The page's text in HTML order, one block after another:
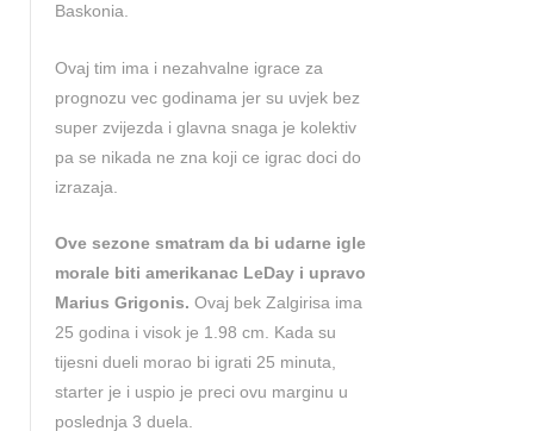
Baskonia.
Ovaj tim ima i nezahvalne igrace za
prognozu vec godinama jer su uvjek bez
super zvijezda i glavna snaga je kolektiv
pa se nikada ne zna koji ce igrac doci do
izrazaja.
Ove sezone smatram da bi udarne igle
morale biti amerikanac LeDay i upravo
Marius Grigonis. Ovaj bek Zalgirisa ima
25 godina i visok je 1.98 cm. Kada su
tijesni dueli morao bi igrati 25 minuta,
starter je i uspio je preci ovu marginu u
poslednja 3 duela.